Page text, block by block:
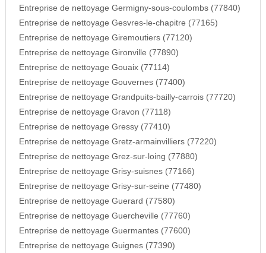
Entreprise de nettoyage Germigny-sous-coulombs (77840)
Entreprise de nettoyage Gesvres-le-chapitre (77165)
Entreprise de nettoyage Giremoutiers (77120)
Entreprise de nettoyage Gironville (77890)
Entreprise de nettoyage Gouaix (77114)
Entreprise de nettoyage Gouvernes (77400)
Entreprise de nettoyage Grandpuits-bailly-carrois (77720)
Entreprise de nettoyage Gravon (77118)
Entreprise de nettoyage Gressy (77410)
Entreprise de nettoyage Gretz-armainvilliers (77220)
Entreprise de nettoyage Grez-sur-loing (77880)
Entreprise de nettoyage Grisy-suisnes (77166)
Entreprise de nettoyage Grisy-sur-seine (77480)
Entreprise de nettoyage Guerard (77580)
Entreprise de nettoyage Guercheville (77760)
Entreprise de nettoyage Guermantes (77600)
Entreprise de nettoyage Guignes (77390)